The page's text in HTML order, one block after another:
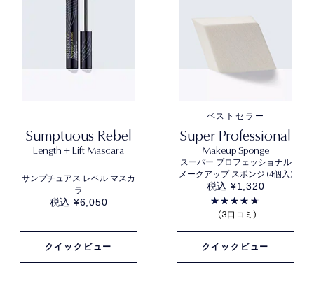
Sumptuous Rebel
Length + Lift Mascara
サンプチュアス レベル マスカ
ラ
税込 ¥6,050
クイックビュー
ベストセラー
Super Professional
Makeup Sponge
スーパー プロフェッショナル
メークアップ スポンジ (4個入)
税込 ¥1,320
3口コミ
クイックビュー